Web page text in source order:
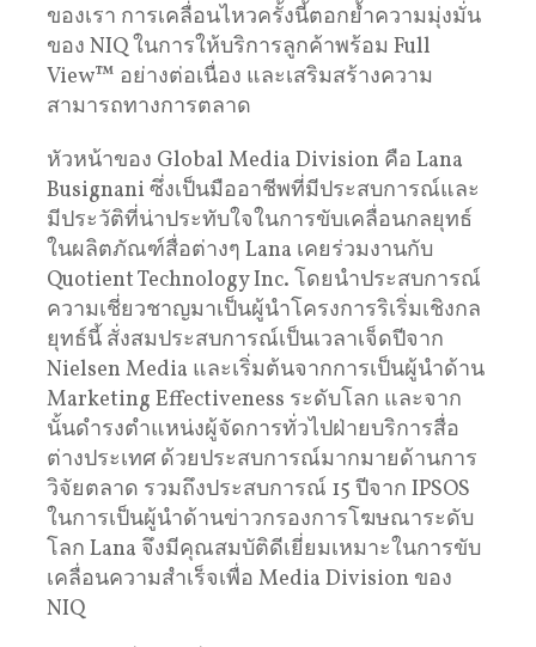
ของเรา การเคลื่อนไหวครั้งนี้ตอกย้ำความมุ่งมั่น
ของ NIQ ในการให้บริการลูกค้าพร้อม Full
View™ อย่างต่อเนื่อง และเสริมสร้างความ
สามารถทางการตลาด
หัวหน้าของ Global Media Division คือ Lana
Busignani ซึ่งเป็นมืออาชีพที่มีประสบการณ์และ
มีประวัติที่น่าประทับใจในการขับเคลื่อนกลยุทธ์
ในผลิตภัณฑ์สื่อต่างๆ Lana เคยร่วมงานกับ
Quotient Technology Inc. โดยนำประสบการณ์
ความเชี่ยวชาญมาเป็นผู้นำโครงการริเริ่มเชิงกล
ยุทธ์นี้ สั่งสมประสบการณ์เป็นเวลาเจ็ดปีจาก
Nielsen Media และเริ่มต้นจากการเป็นผู้นำด้าน
Marketing Effectiveness ระดับโลก และจาก
นั้นดำรงตำแหน่งผู้จัดการทั่วไปฝ่ายบริการสื่อ
ต่างประเทศ ด้วยประสบการณ์มากมายด้านการ
วิจัยตลาด รวมถึงประสบการณ์ 15 ปีจาก IPSOS
ในการเป็นผู้นำด้านข่าวกรองการโฆษณาระดับ
โลก Lana จึงมีคุณสมบัติดีเยี่ยมเหมาะในการขับ
เคลื่อนความสำเร็จเพื่อ Media Division ของ
NIQ